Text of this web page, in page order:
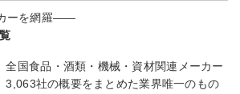
ーを網羅――
全国食品・酒類・機械・資材関連メーカー
3,063社の概要をまとめた業界唯一のもの